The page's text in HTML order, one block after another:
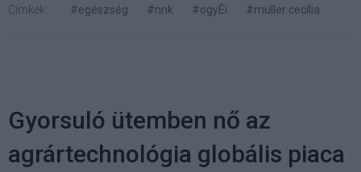
Címkék: #egészség #nnk #ogyÉi #müller cecília
Gyorsuló ütemben nő az
agrártechnológia globális piaca